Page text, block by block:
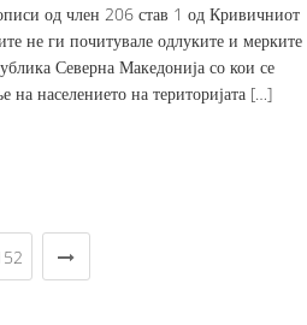
од член 206 став 1 од Кривичниот
не ги почитувале одлуките и мерките
Северна Македонија со кои се
на населението на територијата […]